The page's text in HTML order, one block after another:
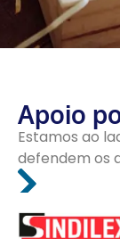
Apoio
Estamos ao
defendem os
Últimas